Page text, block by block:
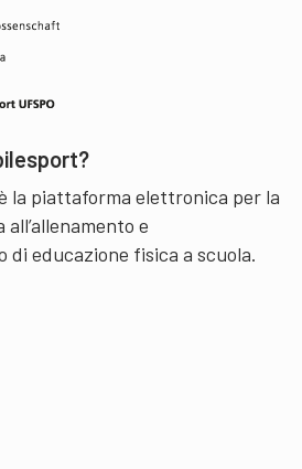
la piattaforma elettronica per la
e
di educazione fisica a scuola.